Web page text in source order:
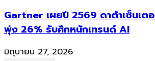
Gartner เผยปี 2569 ดาต้าเซ็นเตอ
พุ่ง 26% รับศึกหนักเทรนด์ AI
มิถุนายน 27, 2026